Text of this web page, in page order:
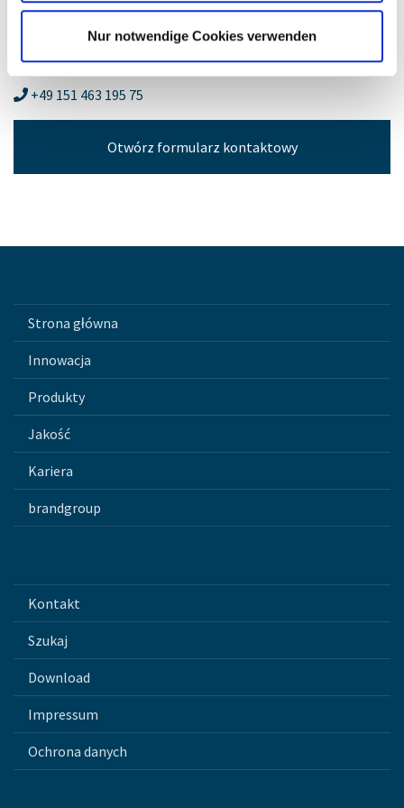
Nur notwendige Cookies verwenden
roberbiermann@brand-group.com
+49 151 463 195 75
Otwórz formularz kontaktowy
Strona główna
Innowacja
Produkty
Jakość
Kariera
brandgroup
Kontakt
Szukaj
Download
Impressum
Ochrona danych